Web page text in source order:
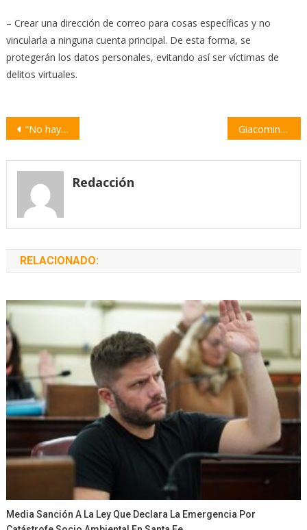
– Crear una dirección de correo para cosas específicas y no
vincularla a ninguna cuenta principal. De esta forma, se
protegerán los datos personales, evitando así ser víctimas de
delitos virtuales.
Navegación
entradas
“No hay localidad en que no esté presente el gobierno provincial con obras y aportes” Giacomino pidió que incorporen a los bomberos en el plan de vacunación
Redacción
RELACIONADO:
Media Sanción A La Ley Que Declara La Emergencia Por